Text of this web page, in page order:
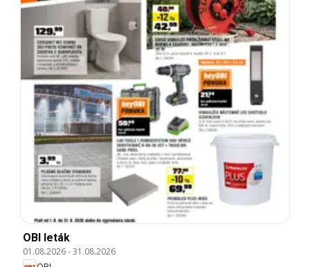
OBI leták
01.08.2026-31.08.2026